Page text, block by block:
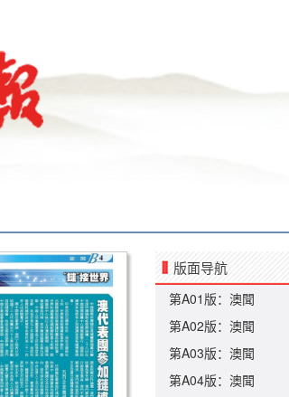
版面导航
第A01版：澳聞
第A02版：澳聞
第A03版：澳聞
第A04版：澳聞